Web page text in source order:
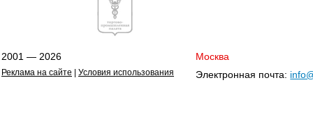
2001 — 2026
Реклама на сайте Условия использования
Москва
Электронная почта: